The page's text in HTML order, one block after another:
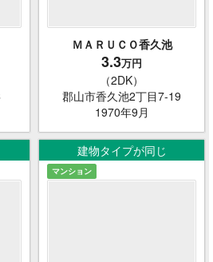
ＭＡＲＵＣＯ香久池
3.3万円
（2DK）
郡山市香久池2丁目7-19
1970年9月
建物タイプが同じ
マンション